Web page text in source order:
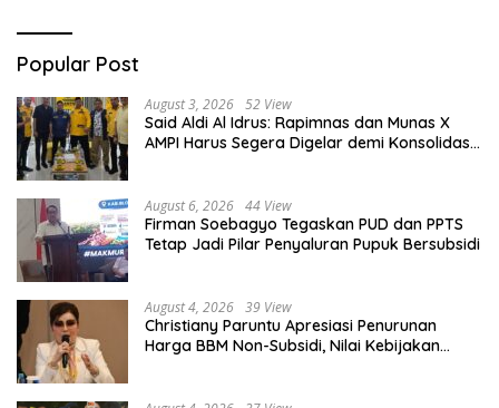
Popular Post
August 3, 2026 52 View
Said Aldi Al Idrus: Rapimnas dan Munas X
AMPI Harus Segera Digelar demi Konsolidasi
August 6, 2026 44 View
Firman Soebagyo Tegaskan PUD dan PPTS
Tetap Jadi Pilar Penyaluran Pupuk Bersubsidi
August 4, 2026 39 View
Christiany Paruntu Apresiasi Penurunan
Harga BBM Non-Subsidi, Nilai Kebijakan